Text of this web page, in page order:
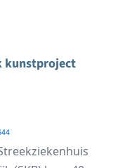
kunstproject